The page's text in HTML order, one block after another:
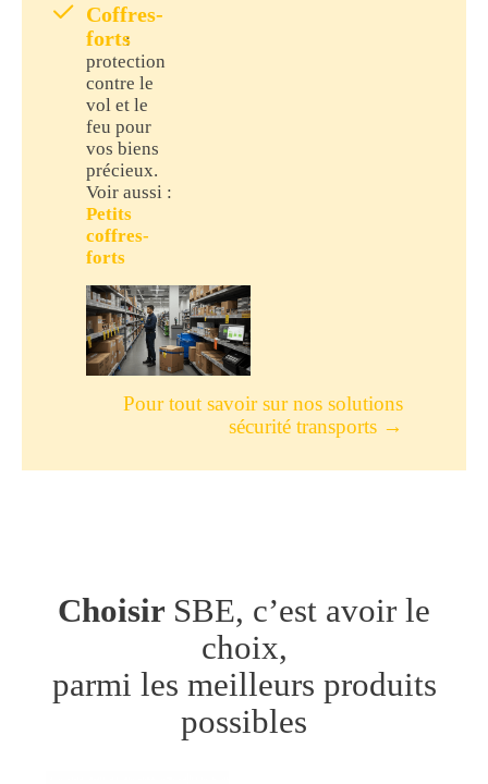
Coffres-
forts
:
protection
contre le
vol et le
feu pour
vos biens
précieux.
Voir aussi :
Petits
coffres-
forts
Pour tout savoir sur nos solutions
sécurité transports →
Choisir SBE, c’est avoir le
choix,
parmi les meilleurs produits
possibles